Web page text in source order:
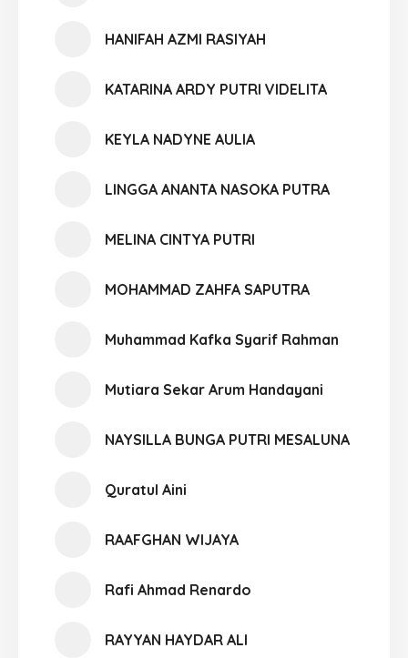
HANIFAH AZMI RASIYAH
KATARINA ARDY PUTRI VIDELITA
KEYLA NADYNE AULIA
LINGGA ANANTA NASOKA PUTRA
MELINA CINTYA PUTRI
MOHAMMAD ZAHFA SAPUTRA
Muhammad Kafka Syarif Rahman
Mutiara Sekar Arum Handayani
NAYSILLA BUNGA PUTRI MESALUNA
Quratul Aini
RAAFGHAN WIJAYA
Rafi Ahmad Renardo
RAYYAN HAYDAR ALI